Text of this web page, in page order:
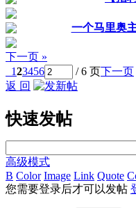
一个马里奥
下一页 »
123456 / 6 页下一页
返 回
快速发帖
高级模式
B Color Image Link Quote
您需要登录后才可以发帖